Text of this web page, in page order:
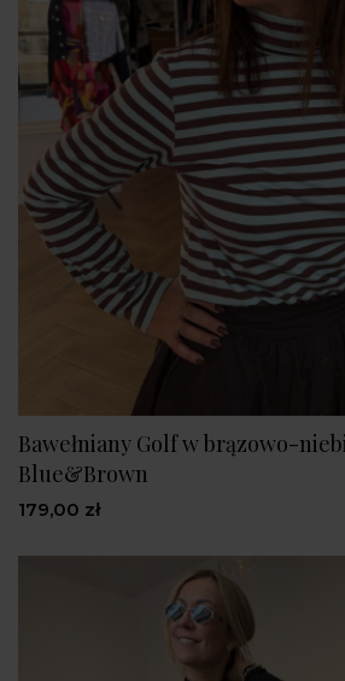
Bawełniany Golf w brązowo-
Blue&Brown
179,00 zł